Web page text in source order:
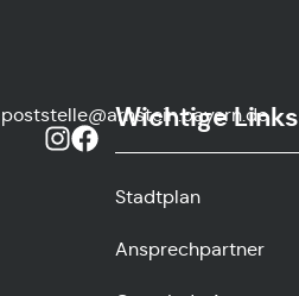
poststelle@arnstein.bayern.de
Wichtige Links
Stadtplan
Ansprechpartner